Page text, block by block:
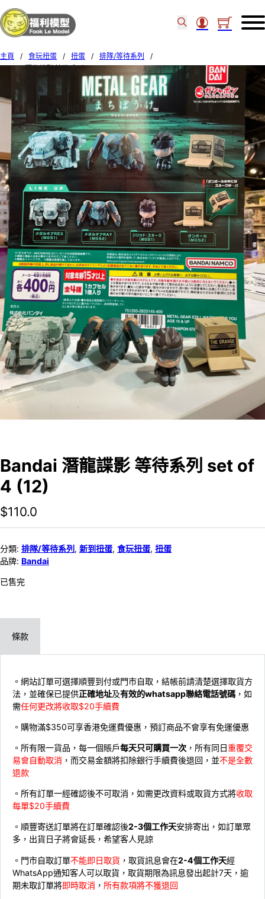
主頁 / 食玩扭蛋 / 扭蛋 / 排隊/等待系列
/
Bandai 潛龍諜影 等待系列 set of
4 (12)
$110.0
分類: 排隊/等待系列 , 新到扭蛋, 食玩扭蛋, 扭蛋
品牌: Bandai
已售完
條款
。網站訂單可選擇順豐到付或門市自取，結帳前請清楚選擇取貨方
法，並確保已提供正確地址及有效的whatsapp聯絡電話號碼 ，如
需任何更改將收取$20手續費
。購物滿$350可享香港免運費優惠，預訂商品不會享有免運優惠
。所有限一貨品，每一個賬戶每天只可購買一次 ，所有同日重覆交
易會自動取消 ，而交易金額將扣除銀行手續費後退回，並不是全數
退款
。所有訂單一經確認後不可取消，如需更改資料或取貨方式將收取
每單$20手續費
。順豐寄送訂單將在訂單確認後2-3個工作天安排寄出，如訂單眾
多，出貨日子將會延長，希望客人見諒
。門市自取訂單不能即日取貨 ，取貨訊息會在2-4個工作天經
WhatsApp通知客人可以取貨，取貨期限為訊息發出起計7天，逾
期未取訂單將即時取消 ， 所有款項將不獲退回